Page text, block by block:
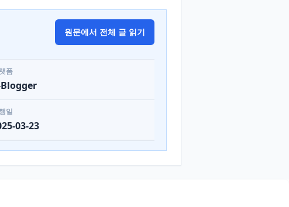
원문에서 전체 글 읽기
폼
Blogger
일
03-23